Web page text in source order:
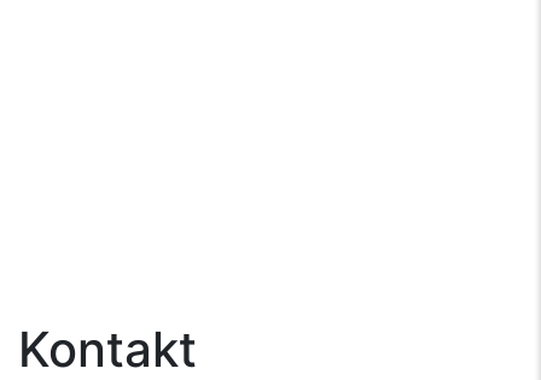
Kontakt